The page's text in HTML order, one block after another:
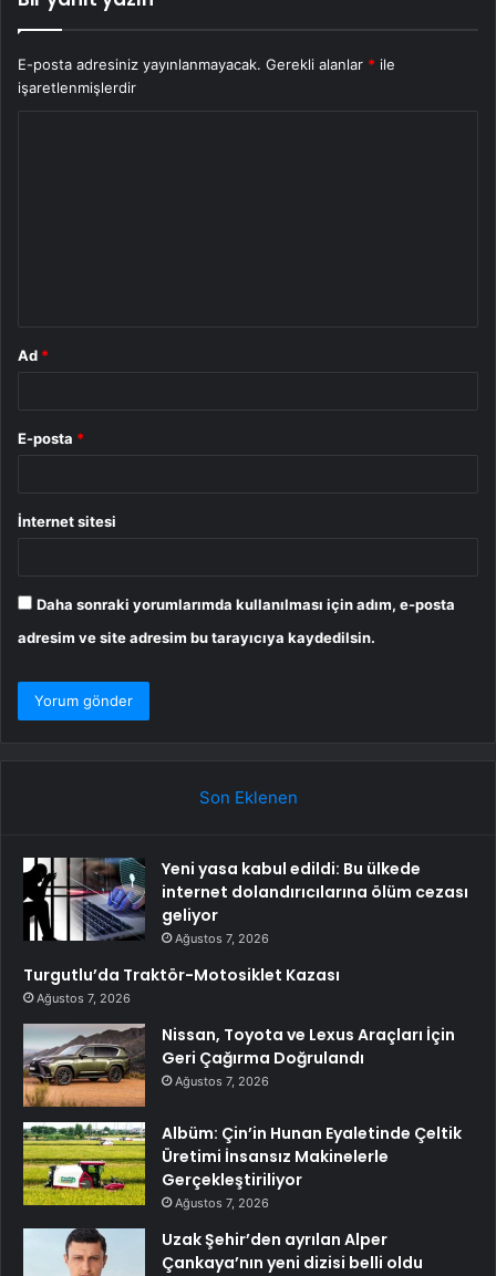
E-posta adresiniz yayınlanmayacak. Gerekli alanlar * ile
işaretlenmişlerdir
Ad *
E-posta *
İnternet sitesi
Daha sonraki yorumlarımda kullanılması için adım, e-posta
adresim ve site adresim bu tarayıcıya kaydedilsin.
Son Eklenen
Yeni yasa kabul edildi: Bu ülkede
internet dolandırıcılarına ölüm cezası
geliyor
Ağustos 7, 2026
Turgutlu’da Traktör-Motosiklet Kazası
Ağustos 7, 2026
Nissan, Toyota ve Lexus Araçları İçin
Geri Çağırma Doğrulandı
Ağustos 7, 2026
Albüm: Çin’in Hunan Eyaletinde Çeltik
Üretimi İnsansız Makinelerle
Gerçekleştiriliyor
Ağustos 7, 2026
Uzak Şehir’den ayrılan Alper
Çankaya’nın yeni dizisi belli oldu